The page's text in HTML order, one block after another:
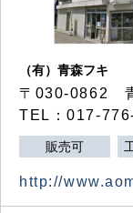
（有）青森フキ
〒030-0862
TEL：017-
販売可
http://